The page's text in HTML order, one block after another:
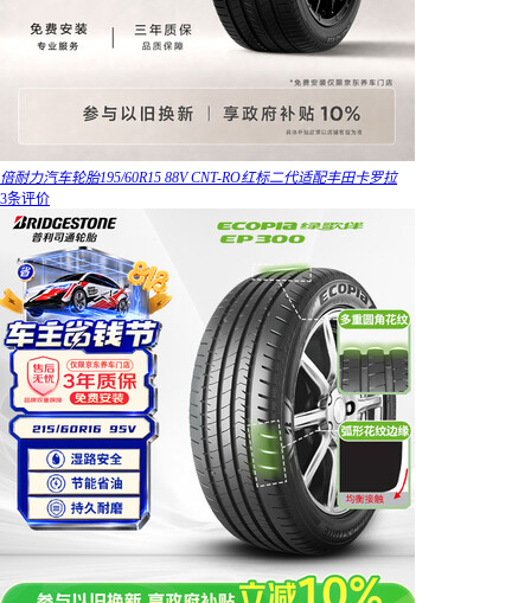
倍耐力汽车轮胎195/60R15 88V CNT-RO红标二代适配丰田卡罗拉
3条评价